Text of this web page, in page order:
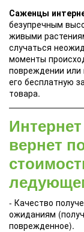
Саженцы
безупречным
живыми
случаться
моменты
повреждении или
его бесплатную
товара.
вернет
- Качество
ожиданиям
поврежденное).